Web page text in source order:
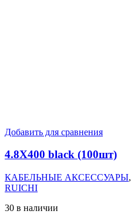
Добавить для сравнения
4.8X400 black (100шт)
КАБЕЛЬНЫЕ АКСЕССУАРЫ,
RUICHI
30 в наличии